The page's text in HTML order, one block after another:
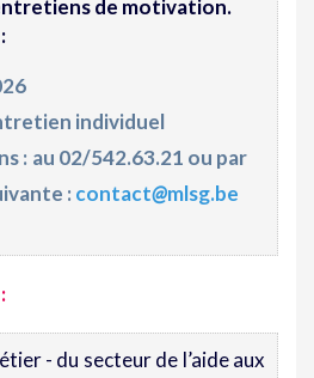
de motivation.
individuel
: au 02/542.63.21 ou par
: contact@mlsg.be
- du secteur de l’aide aux